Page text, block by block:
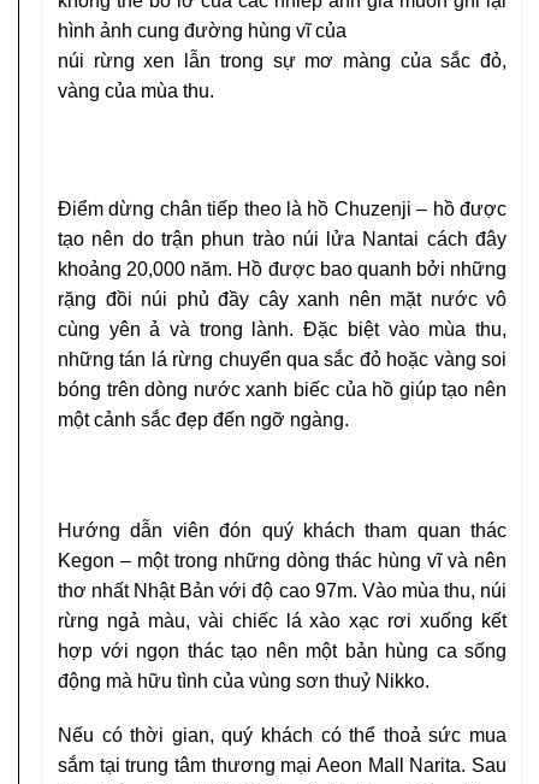
hình ảnh cung đường hùng vĩ của
núi rừng xen lẫn trong sự mơ màng của sắc đỏ,
vàng của mùa thu.
Điểm dừng chân tiếp theo là hồ Chuzenji – hồ được
tạo nên do trận phun trào núi lửa Nantai cách đây
khoảng 20,000 năm. Hồ được bao quanh bởi những
rặng đồi núi phủ đầy cây xanh nên mặt nước vô
cùng yên ả và trong lành. Đặc biệt vào mùa thu,
những tán lá rừng chuyển qua sắc đỏ hoặc vàng soi
bóng trên dòng nước xanh biếc của hồ giúp tạo nên
một cảnh sắc đẹp đến ngỡ ngàng.
Hướng dẫn viên đón quý khách tham quan thác
Kegon – một trong những dòng thác hùng vĩ và nên
thơ nhất Nhật Bản với độ cao 97m. Vào mùa thu, núi
rừng ngả màu, vài chiếc lá xào xạc rơi xuống kết
hợp với ngọn thác tạo nên một bản hùng ca sống
động mà hữu tình của vùng sơn thuỷ Nikko.
Nếu có thời gian, quý khách có thể thoả sức mua
sắm tại trung tâm thương mại Aeon Mall Narita. Sau